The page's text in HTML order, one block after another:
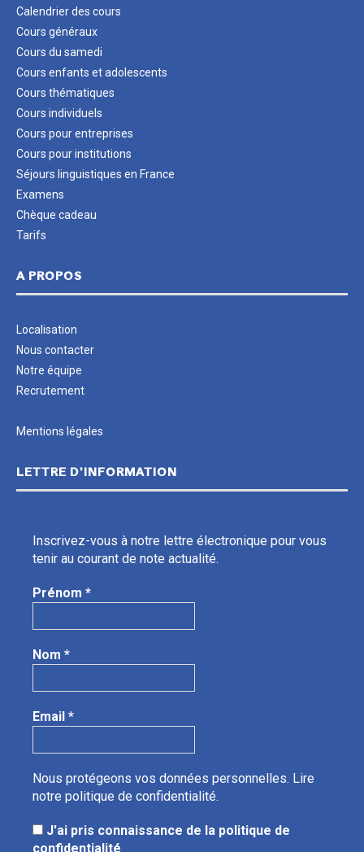
Calendrier des cours
Cours généraux
Cours du samedi
Cours enfants et adolescents
Cours thématiques
Cours individuels
Cours pour entreprises
Cours pour institutions
Séjours linguistiques en France
Examens
Chèque cadeau
Tarifs
A PROPOS
Localisation
Nous contacter
Notre équipe
Recrutement
Mentions légales
LETTRE D’INFORMATION
Inscrivez-vous à notre lettre électronique pour vous
tenir au courant de note actualité.
Prénom *
Nom *
Email *
Nous protégeons vos données personnelles. Lire
notre politique de confidentialité.
J'ai pris connaissance de la politique de
confidentialité